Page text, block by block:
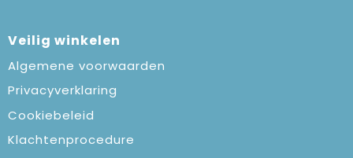
Veilig winkelen
Algemene voorwaarden
Privacyverklaring
Cookiebeleid
Klachtenprocedure